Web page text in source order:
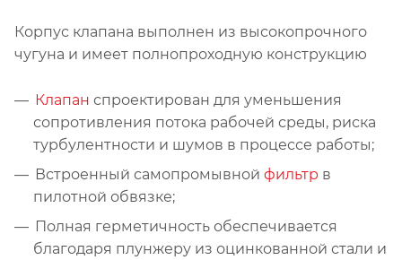
Корпус клапана выполнен из высокопрочного
чугуна и имеет полнопроходную конструкцию
Клапан спроектирован для уменьшения
сопротивления потока рабочей среды, риска
турбулентности и шумов в процессе работы;
Встроенный самопромывной фильтр в
пилотной обвязке;
Полная герметичность обеспечивается
благодаря плунжеру из оцинкованной стали и